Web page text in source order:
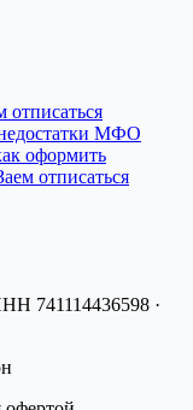
МФО
оформить
отписаться
741114436598 ·